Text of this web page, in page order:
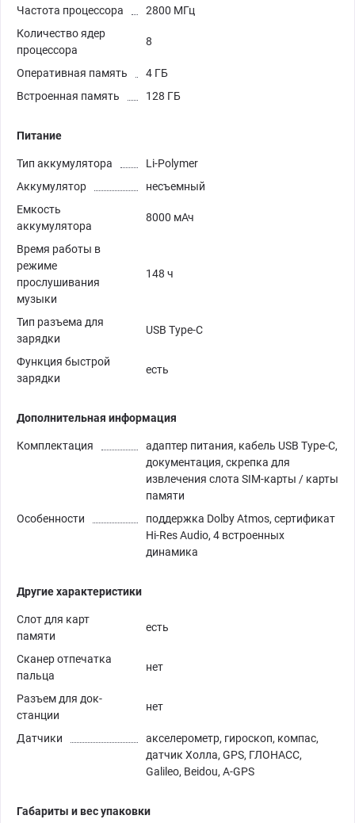
Частота процессора
2800 МГц
Количество ядер
процессора
8
Оперативная память
4 ГБ
Встроенная память
128 ГБ
Питание
Тип аккумулятора
Li-Polymer
Аккумулятор
несъемный
Емкость
аккумулятора
8000 мАч
Время работы в
режиме
прослушивания
музыки
148 ч
Тип разъема для
зарядки
USB Type-C
Функция быстрой
зарядки
есть
Дополнительная информация
Комплектация
адаптер питания, кабель USB Type-C,
документация, скрепка для
извлечения слота SIM-карты / карты
памяти
Особенности
поддержка Dolby Atmos, сертификат
Hi-Res Audio, 4 встроенных
динамика
Другие характеристики
Слот для карт
памяти
есть
Сканер отпечатка
пальца
нет
Разъем для док-
станции
нет
Датчики
акселерометр, гироскоп, компас,
датчик Холла, GPS, ГЛОНАСС,
Galileo, Beidou, A-GPS
Габариты и вес упаковки